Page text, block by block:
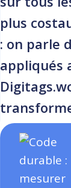
plus
: on parle
appliqués